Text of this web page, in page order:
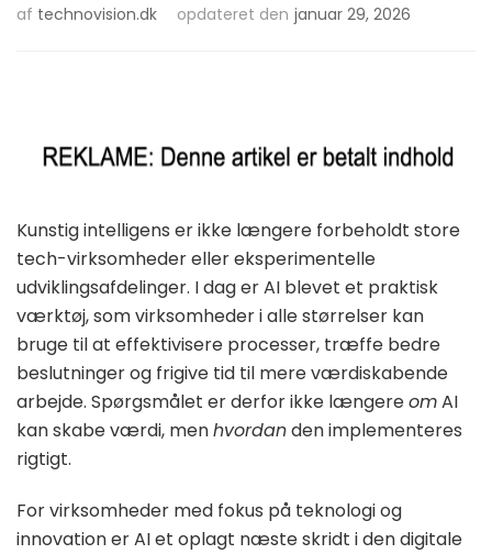
af technovision.dk opdateret den januar 29, 2026
Kunstig intelligens er ikke længere forbeholdt store
tech-virksomheder eller eksperimentelle
udviklingsafdelinger. I dag er AI blevet et praktisk
værktøj, som virksomheder i alle størrelser kan
bruge til at effektivisere processer, træffe bedre
beslutninger og frigive tid til mere værdiskabende
arbejde. Spørgsmålet er derfor ikke længereomAI
kan skabe værdi, menhvordanden implementeres
rigtigt.
For virksomheder med fokus på teknologi og
innovation er AI et oplagt næste skridt i den digitale